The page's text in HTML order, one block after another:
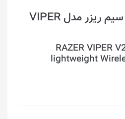
ماوس گیمینگ بی سیم ریزر مدل VIPER
RAZER VIPER
lightweight